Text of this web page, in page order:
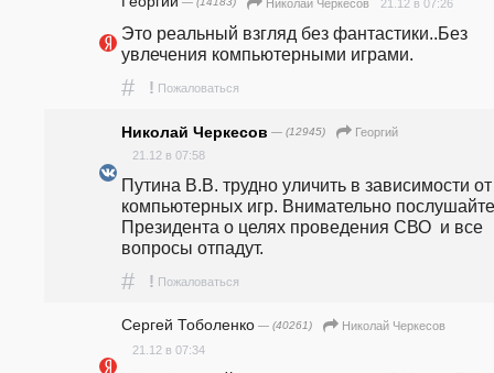
Николай Черкесов 21.12 в 07:26
Это реальный взгляд без фантастики..Без
увлечения компьютерными играми.
# ! Пожаловаться
Николай Черкесов — (12945)
Георгий
21.12 в 07:58
Путина В.В. трудно уличить в зависимости от
компьютерных игр. Внимательно послушайте
Президента о целях проведения СВО  и все
вопросы отпадут.
# ! Пожаловаться
Сергей Тоболенко — (40261)
Николай Черкесов
21.12 в 07:34